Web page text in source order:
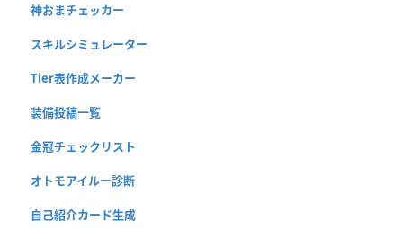
神おまチェッカー
スキルシミュレーター
Tier表作成メーカー
装備投稿一覧
金冠チェックリスト
オトモアイルー診断
自己紹介カード生成